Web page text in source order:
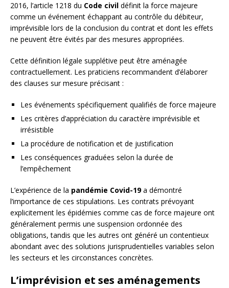
2016, l’article 1218 du Code civil définit la force majeure
comme un événement échappant au contrôle du débiteur,
imprévisible lors de la conclusion du contrat et dont les effets
ne peuvent être évités par des mesures appropriées.
Cette définition légale supplétive peut être aménagée
contractuellement. Les praticiens recommandent d’élaborer
des clauses sur mesure précisant :
Les événements spécifiquement qualifiés de force majeure
Les critères d’appréciation du caractère imprévisible et
irrésistible
La procédure de notification et de justification
Les conséquences graduées selon la durée de
l’empêchement
L’expérience de la pandémie Covid-19a démontré
l’importance de ces stipulations. Les contrats prévoyant
explicitement les épidémies comme cas de force majeure ont
généralement permis une suspension ordonnée des
obligations, tandis que les autres ont généré un contentieux
abondant avec des solutions jurisprudentielles variables selon
les secteurs et les circonstances concrètes.
L’imprévision et ses aménagements